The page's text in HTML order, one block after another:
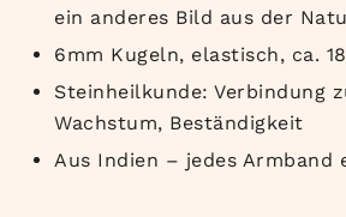
ein anderes Bild aus der
6mm Kugeln, elastisch, ca.
Steinheilkunde: Verbindung
Wachstum, Beständigkeit
Aus Indien – jedes Armband